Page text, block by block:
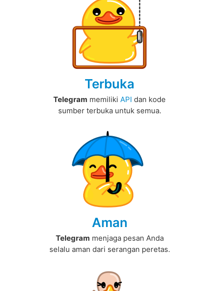
Terbuka
Telegram memiliki API dan kode
sumber terbuka untuk semua.
Aman
Telegram menjaga pesan Anda
selalu aman dari serangan peretas.